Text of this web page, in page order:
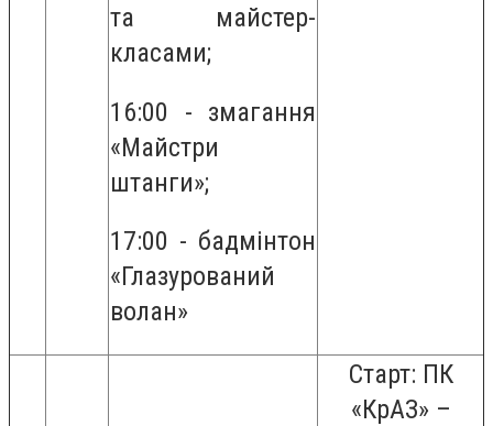
та майстер-
класами;
16:00 - змагання
«Майстри
штанги»;
17:00 - бадмінтон
«Глазурований
волан»
Старт: ПК
«КрАЗ» –